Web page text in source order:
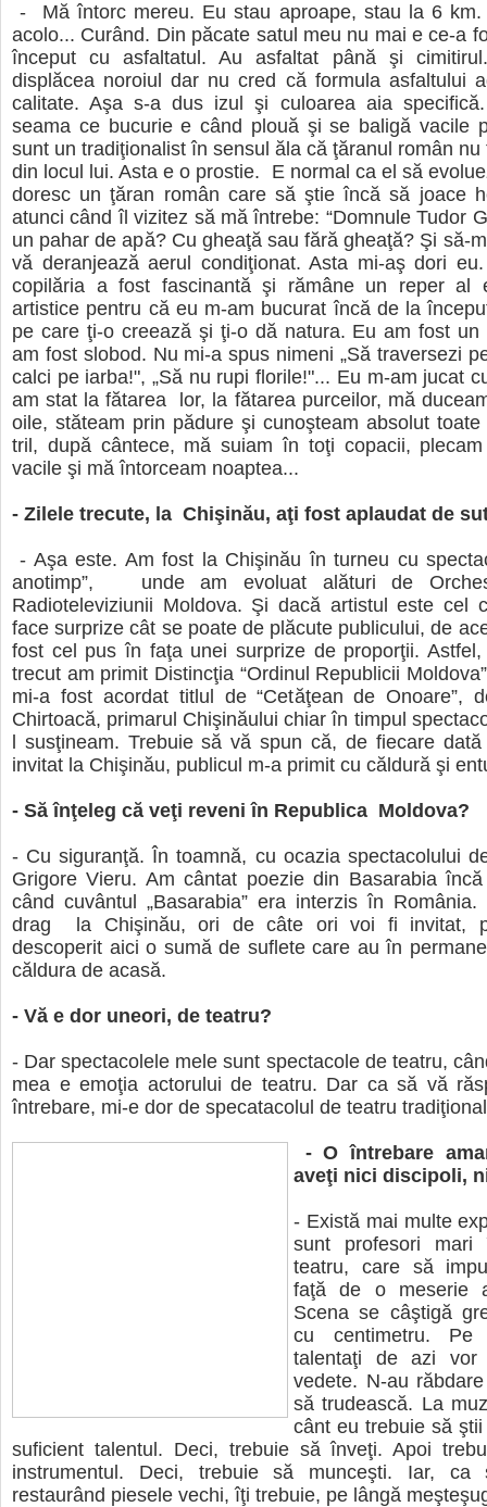
- Mă întorc mereu. Eu stau aproape, stau la 6 km.
acolo... Curând. Din păcate satul meu nu mai e ce-a
început cu asfaltatul. Au asfaltat până şi
displăcea noroiul dar nu cred că formula asfaltului
calitate. Aşa s-a dus izul şi culoarea aia
seama ce bucurie e când plouă şi se baligă vacile
sunt un tradiţionalist în sensul ăla că ţăranul român nu
din locul lui. Asta e o prostie. E normal ca el să
doresc un ţăran român care să ştie încă să joace
atunci când îl vizitez să mă întrebe: “Domnule Tudor
un pahar de apă? Cu gheaţă sau fără gheaţă? Şi să-
vă deranjează aerul condiţionat. Asta mi-aş dori
copilăria a fost fascinantă şi rămâne un reper al
artistice pentru că eu m-am bucurat încă de la
pe care ţi-o creează şi ţi-o dă natura. Eu am fost un
am fost slobod. Nu mi-a spus nimeni „Să traversezi
calci pe iarba!", „Să nu rupi florile!"... Eu m-am jucat
am stat la fătarea lor, la fătarea purceilor, mă
oile, stăteam prin pădure şi cunoşteam absolut
tril, după cântece, mă suiam în toţi copacii,
vacile şi mă întorceam noaptea...
- Zilele trecute, la Chişinău, aţi fost aplaudat de
- Aşa este. Am fost la Chişinău în turneu cu
anotimp”, unde am evoluat alături de
Radioteleviziunii Moldova. Şi dacă artistul este cel
face surprize cât se poate de plăcute publicului, de
fost cel pus în faţa unei surprize de proporţii.
trecut am primit Distincţia “Ordinul Republicii
mi-a fost acordat titlul de “Cetăţean de Onoare”,
Chirtoacă, primarul Chişinăului chiar în timpul
l susţineam. Trebuie să vă spun că, de fiecare
invitat la Chişinău, publicul m-a primit cu căldură şi
- Să înţeleg că veţi reveni în Republica Moldova?
- Cu siguranţă. În toamnă, cu ocazia spectacolului
Grigore Vieru. Am cântat poezie din Basarabia
când cuvântul „Basarabia” era interzis în
drag la Chişinău, ori de câte ori voi fi invitat,
descoperit aici o sumă de suflete care au în
căldura de acasă.
- Vă e dor uneori, de teatru?
- Dar spectacolele mele sunt spectacole de teatru,
mea e emoţia actorului de teatru. Dar ca să vă
întrebare, mi-e dor de specatacolul de teatru
- O întrebare
aveţi nici discipoli,
- Există mai multe
sunt profesori
teatru, care să
faţă de o meserie
Scena se câştigă
cu centimetru. Pe
talentaţi de azi
vedete. N-au
să trudească. La
cânt eu trebuie să
suficient talentul. Deci, trebuie să înveţi. Apoi
instrumentul. Deci, trebuie să munceşti. Iar,
restaurând piesele vechi, îţi trebuie, pe lângă